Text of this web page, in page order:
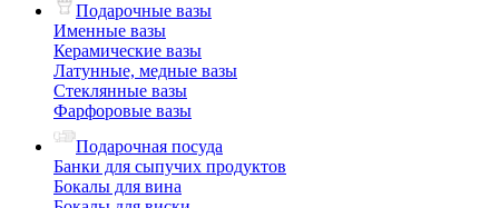
Подарочные вазы
Именные вазы
Керамические вазы
Латунные, медные вазы
Стеклянные вазы
Фарфоровые вазы
Подарочная посуда
Банки для сыпучих продуктов
Бокалы для вина